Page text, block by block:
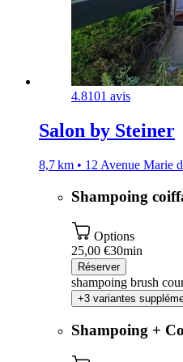
4.8101 avis
Salon by Steiner
8,7 km • 12 Avenue Marie
Shampoing
Options
25,00 €30min
Réserver
shampoing brush
+3 variantes
Shampoing +